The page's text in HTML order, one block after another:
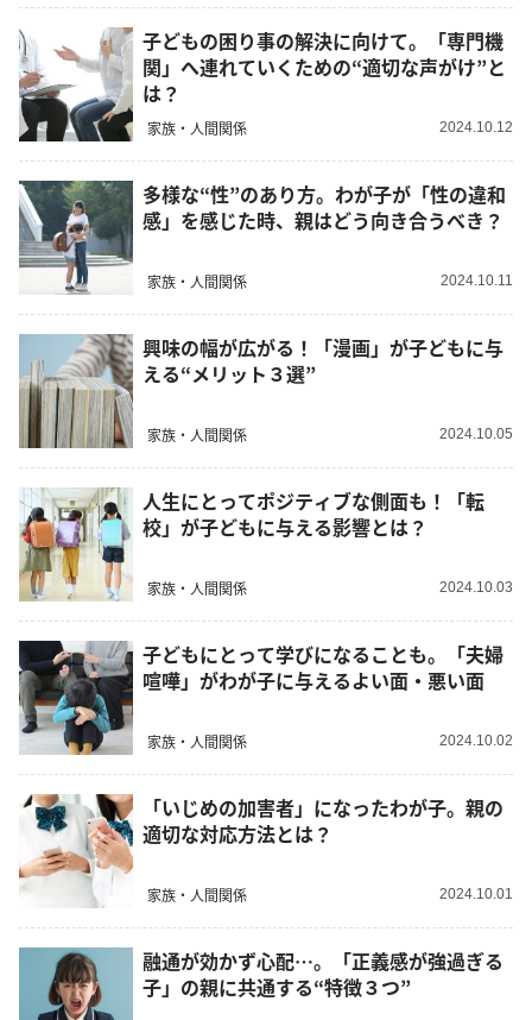
子どもの困り事の解決に向けて。「専門機
関」へ連れていくための“適切な声がけ”と
は？
家族・人間関係 2024.10.12
多様な“性”のあり方。わが子が「性の違和
感」を感じた時、親はどう向き合うべき？
家族・人間関係 2024.10.11
興味の幅が広がる！「漫画」が子どもに与
える“メリット３選”
家族・人間関係 2024.10.05
人生にとってポジティブな側面も！「転
校」が子どもに与える影響とは？
家族・人間関係 2024.10.03
子どもにとって学びになることも。「夫婦
喧嘩」がわが子に与えるよい面・悪い面
家族・人間関係 2024.10.02
「いじめの加害者」になったわが子。親の
適切な対応方法とは？
家族・人間関係 2024.10.01
融通が効かず心配…。「正義感が強過ぎる
子」の親に共通する“特徴３つ”